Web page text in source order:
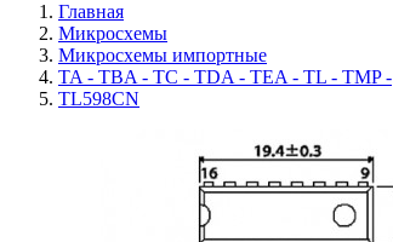
Главная
Микросхемы
Микросхемы импортные
TA - TBA - TC - TDA - TEA - TL - TMP -
TL598CN